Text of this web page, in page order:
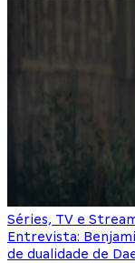
Séries, TV e
Entrevista:
de dualidade de